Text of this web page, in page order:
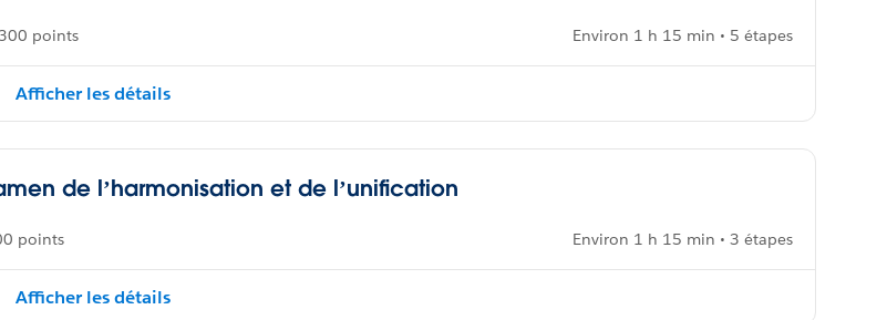
points Environ 1 h 15 min • 5 étapes
Afficher les détails
de l’harmonisation et de l’unification
points Environ 1 h 15 min • 3 étapes
Afficher les détails